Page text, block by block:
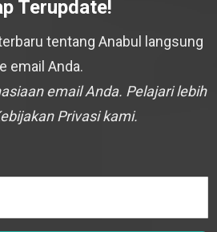
Terupdate!
tentang Anabul langsung
email Anda.
email Anda. Pelajari lebih
Privasi kami.